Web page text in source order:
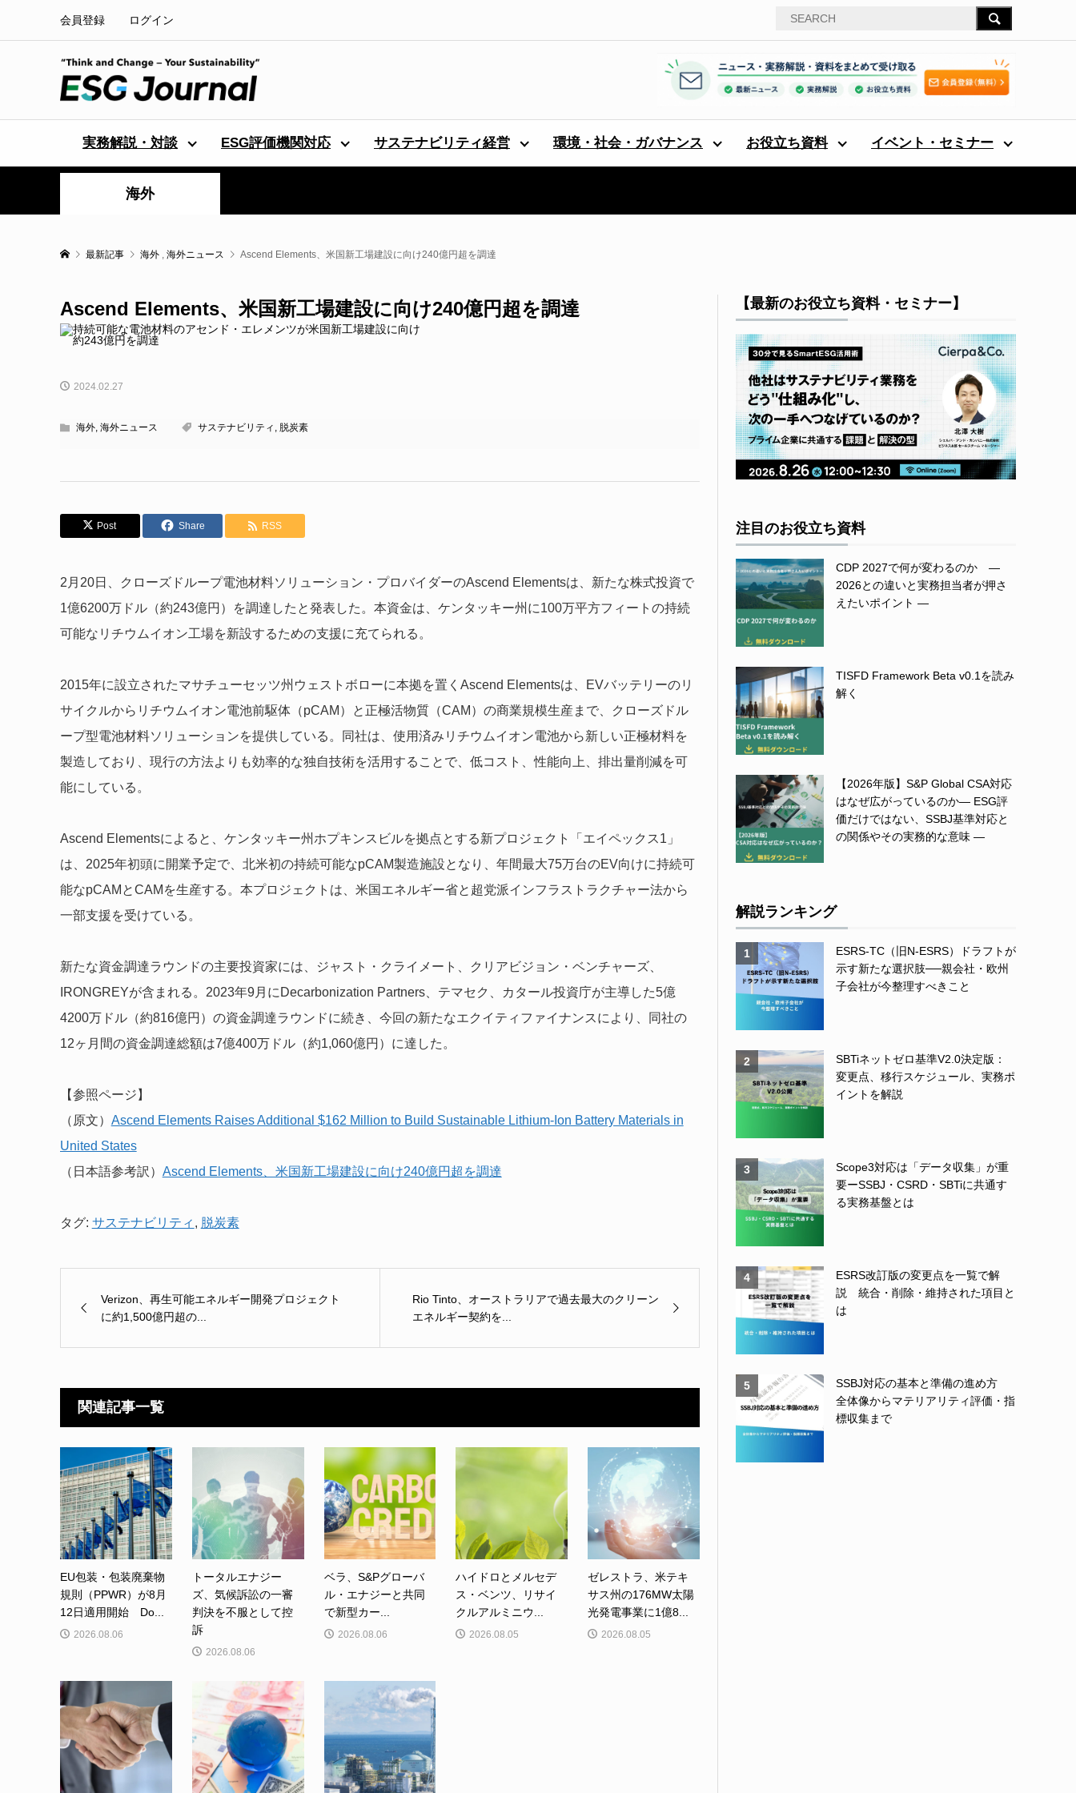
会員登録 ログイン
実務解説・対談 ESG評価機関対応 サステナビリティ経営 環境・社会・ガバナンス お役立ち資料 イベント・セミナー
海外
最新記事 海外 , 海外ニュース Ascend Elements、米国新工場建設に向け240億円超を調達
Ascend Elements、米国新工場建設に向け240億円超を調達
2024.02.27
海外, 海外ニュース サステナビリティ , 脱炭素
Post Share RSS
2月20日、クローズドループ電池材料ソリューション・プロバイダーのAscend Elementsは、新たな株式投資で
1億6200万ドル（約243億円）を調達したと発表した。本資金は、ケンタッキー州に100万平方フィートの持続
可能なリチウムイオン工場を新設するための支援に充てられる。
2015年に設立されたマサチューセッツ州ウェストボローに本拠を置くAscend Elementsは、EVバッテリーのリ
サイクルからリチウムイオン電池前駆体（pCAM）と正極活物質（CAM）の商業規模生産まで、クローズドル
ープ型電池材料ソリューションを提供している。同社は、使用済みリチウムイオン電池から新しい正極材料を
製造しており、現行の方法よりも効率的な独自技術を活用することで、低コスト、性能向上、排出量削減を可
能にしている。
Ascend Elementsによると、ケンタッキー州ホプキンスビルを拠点とする新プロジェクト「エイペックス1」
は、2025年初頭に開業予定で、北米初の持続可能なpCAM製造施設となり、年間最大75万台のEV向けに持続可
能なpCAMとCAMを生産する。本プロジェクトは、米国エネルギー省と超党派インフラストラクチャー法から
一部支援を受けている。
新たな資金調達ラウンドの主要投資家には、ジャスト・クライメート、クリアビジョン・ベンチャーズ、
IRONGREYが含まれる。2023年9月にDecarbonization Partners、テマセク、カタール投資庁が主導した5億
4200万ドル（約816億円）の資金調達ラウンドに続き、今回の新たなエクイティファイナンスにより、同社の
12ヶ月間の資金調達総額は7億400万ドル（約1,060億円）に達した。
【参照ページ】
（原文） Ascend Elements Raises Additional $162 Million to Build Sustainable Lithium-Ion Battery Materials in
United States
（日本語参考訳） Ascend Elements、米国新工場建設に向け240億円超を調達
タグ: サステナビリティ , 脱炭素
Verizon、再生可能エネルギー開発プロジェクト
に約1,500億円超の...
Rio Tinto、オーストラリアで過去最大のクリーン
エネルギー契約を...
関連記事一覧
EU包装・包装廃棄物
規則（PPWR）が8月
12日適用開始 Do...
2026.08.06
トータルエナジー
ズ、気候訴訟の一審
判決を不服として控
訴
2026.08.06
ベラ、S&Pグローバ
ル・エナジーと共同
で新型カー...
2026.08.06
ハイドロとメルセデ
ス・ベンツ、リサイ
クルアルミニウ...
2026.08.05
ゼレストラ、米テキ
サス州の176MW太陽
光発電事業に1億8...
2026.08.05
【最新のお役立ち資料・セミナー】
注目のお役立ち資料
CDP 2027で何が変わるのか ―
2026との違いと実務担当者が押さ
えたいポイント ―
TISFD Framework Beta v0.1を読み
解く
【2026年版】S&P Global CSA対応
はなぜ広がっているのか― ESG評
価だけではない、SSBJ基準対応と
の関係やその実務的な意味 ―
解説ランキング
1
ESRS-TC（旧N-ESRS）ドラフトが
示す新たな選択肢──親会社・欧州
子会社が今整理すべきこと
2
SBTiネットゼロ基準V2.0決定版：
変更点、移行スケジュール、実務ポ
イントを解説
3
Scope3対応は「データ収集」が重
要ーSSBJ・CSRD・SBTiに共通す
る実務基盤とは
4
ESRS改訂版の変更点を一覧で解
説 統合・削除・維持された項目と
は
5
SSBJ対応の基本と準備の進め方
全体像からマテリアリティ評価・指
標収集まで